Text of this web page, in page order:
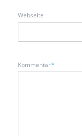
Webseite
Pflichtfeld
Kommentar*